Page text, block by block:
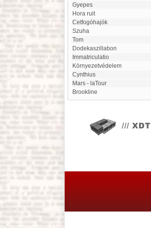
Gyepes
Hora ruit
Cetfogóhajók
Szuha
Tom
dodekaszillabon
Immatriculatio
környezetvédelem
Cynthius
Mars - laTour
Brookline